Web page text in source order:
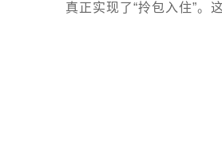
真正实现了“拎包入住”。